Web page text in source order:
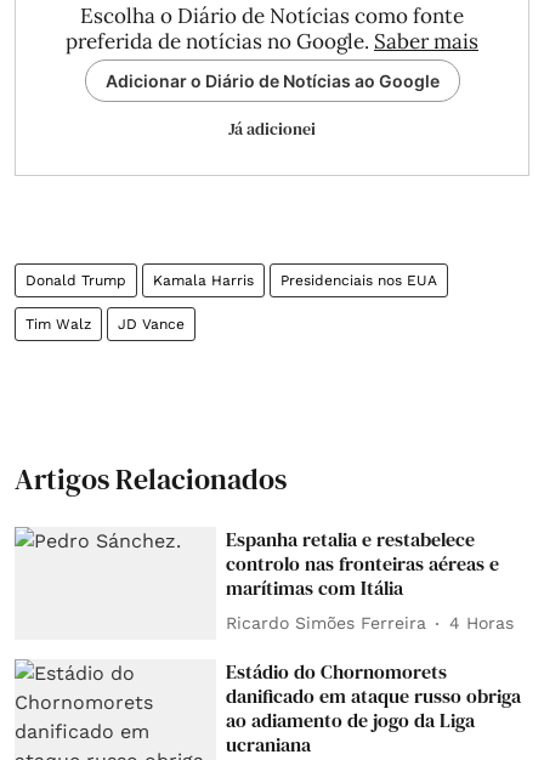
Escolha o Diário de Notícias como fonte
preferida de notícias no Google. Saber mais
Adicionar o Diário de Notícias ao Google
Já adicionei
Donald Trump Kamala Harris Presidenciais nos EUA
Tim Walz JD Vance
Artigos Relacionados
Espanha retalia e restabelece
controlo nas fronteiras aéreas e
marítimas com Itália
Ricardo Simões Ferreira 4 Horas
Estádio do Chornomorets
danificado em ataque russo obriga
ao adiamento de jogo da Liga
ucraniana